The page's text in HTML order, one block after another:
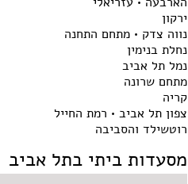
ירקון
נווה צדק • מתחם התחנה
נחלת בנימין
נמל תל אביב
מתחם שרונה
קריה
צפון תל אביב • רמת החייל
רוטשילד והסביבה
מסעדות ביתי בתל אביב